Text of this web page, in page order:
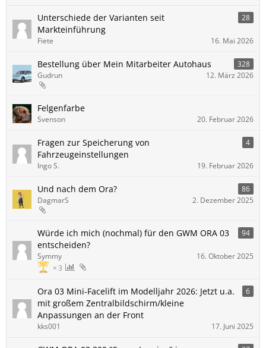
Unterschiede der Varianten seit
Markteinführung
28
Fiete 16. Mai 2026
Bestellung über Mein Mitarbeiter Autohaus
328
Gudrun
12. März 2026
Felgenfarbe
Svenson 20. Februar 2026
Fragen zur Speicherung von
Fahrzeugeinstellungen
4
Ingo S. 19. Februar 2026
Und nach dem Ora?
86
DagmarS
2. Dezember 2025
Würde ich mich (nochmal) für den GWM ORA 03
entscheiden?
94
3
Symmy 16. Oktober 2025
Ora 03 Mini-Facelift im Modelljahr 2026: Jetzt u.a.
mit großem Zentralbildschirm/kleine
Anpassungen an der Front
6
kks001 17. Juni 2025